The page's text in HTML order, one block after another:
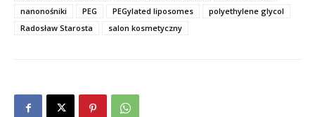
nanonośniki
PEG PEGylated liposomes
polyethylene glycol
Radosław Starosta
salon kosmetyczny